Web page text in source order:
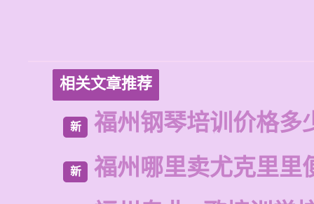
相关文章推荐
新 福州钢琴培训价格多
新
福州哪里卖尤克里里